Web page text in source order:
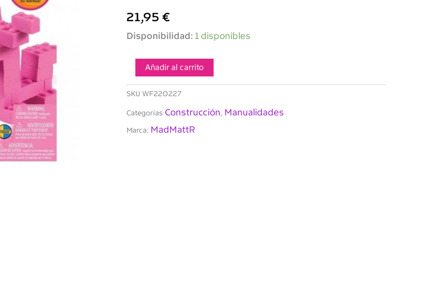
21,95 €
Disponibilidad: 1 disponibles
Mad
Mattr
propios
ladrillos
color
(283
cantidad
Añadir al carrito
SKU WF220227
Categorías Construcción, Manualidades
Marca: MadMattR